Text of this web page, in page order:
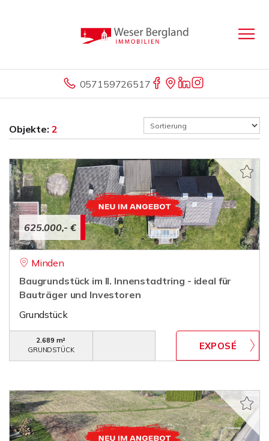
057159726517
Objekte: 2
625.000,- €
Minden
Baugrundstück im II. Innenstadtring - ideal für
Bauträger und Investoren
Grundstück
2.689 m²
GRUNDSTÜCK